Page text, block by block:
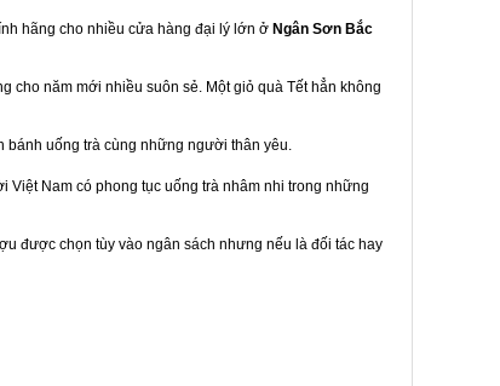
hãng cho nhiều cửa hàng đại lý lớn ở Ngân Sơn Bắc
cho năm mới nhiều suôn sẻ. Một giỏ quà Tết hẳn không
bánh uống trà cùng những người thân yêu.
Nam có phong tục uống trà nhâm nhi trong những
được chọn tùy vào ngân sách nhưng nếu là đối tác hay